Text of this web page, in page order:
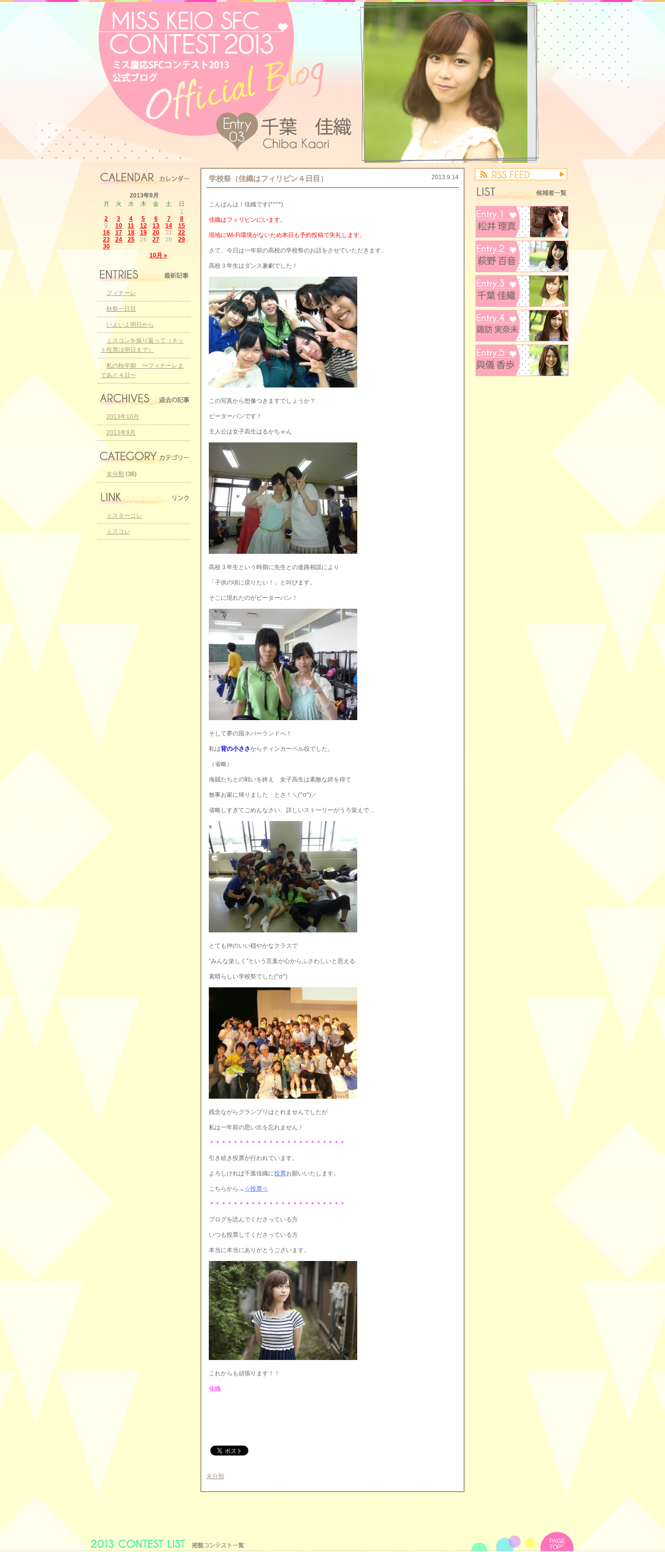
2013.9.14
学校祭（佳織はフィリピン４日目）
こんばんは！佳織です(*^^*)
佳織はフィリピンにいます。
現地にWi-Fi環境がないため本日も予約投稿で失礼します。
さて、今日は一年前の高校の学校祭のお話をさせていただきます。
高校３年生はダンス兼劇でした！
この写真から想像つきますでしょうか？
ピーターパンです！
主人公は女子高生はるかちゃん
高校３年生という時期に先生との進路相談により
「子供の頃に戻りたい！」と叫びます。
そこに現れたのがピーターパン！
そして夢の国ネバーランドへ！
私は背の小ささからティンカーベル役でした。
（省略）
海賊たちとの戦いを終え 女子高生は素敵な絆を得て
無事お家に帰りました とさ！＼(^o^)／
省略しすぎてごめんなさい、詳しいストーリーがうろ覚えで…
とても仲のいい穏やかなクラスで
“みんな楽しく”という言葉が心からふさわしいと思える
素晴らしい学校祭でした(^o^)
残念ながらグランプリはとれませんでしたが
私は一年前の思い出を忘れません！
＊＊＊＊＊＊＊＊＊＊＊＊＊＊＊＊＊＊＊＊＊＊＊
引き続き投票が行われています。
よろしければ千葉佳織に投票お願いいたします。
こちらから→ ☆投票☆
＊＊＊＊＊＊＊＊＊＊＊＊＊＊＊＊＊＊＊＊＊＊＊
ブログを読んでくださっている方
いつも投票してくださっている方
本当に本当にありがとうございます。
これからも頑張ります！！
佳織
未分類
2013年9月
月
火 水 木 金 土 日
10月 »
1
2
3 4 5 6 7
8
9
10 11 12 13 14
15
16
17 18 19 20 21
22
23
24 25 26 27 28
29
30
フィナーレ
秋祭一日目
いよいよ明日から
ミスコンを振り返って（ネッ
ト投票は明日まで）
私の秋学期 〜フィナーレま
であと４日〜
2013年10月
2013年9月
未分類(36)
ミスターコレ
ミスコレ
PAGE
TOP^